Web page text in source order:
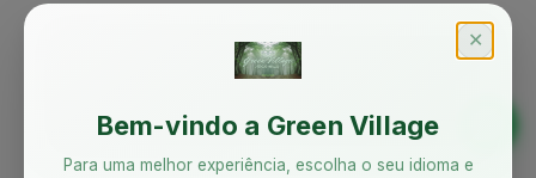
✕
Bem-vindo a Green Village
Para uma melhor experiência, escolha o seu idioma e